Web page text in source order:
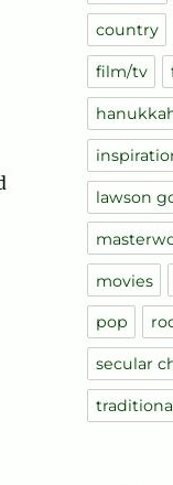
country
film/tv
lawson
movies
pop
secular